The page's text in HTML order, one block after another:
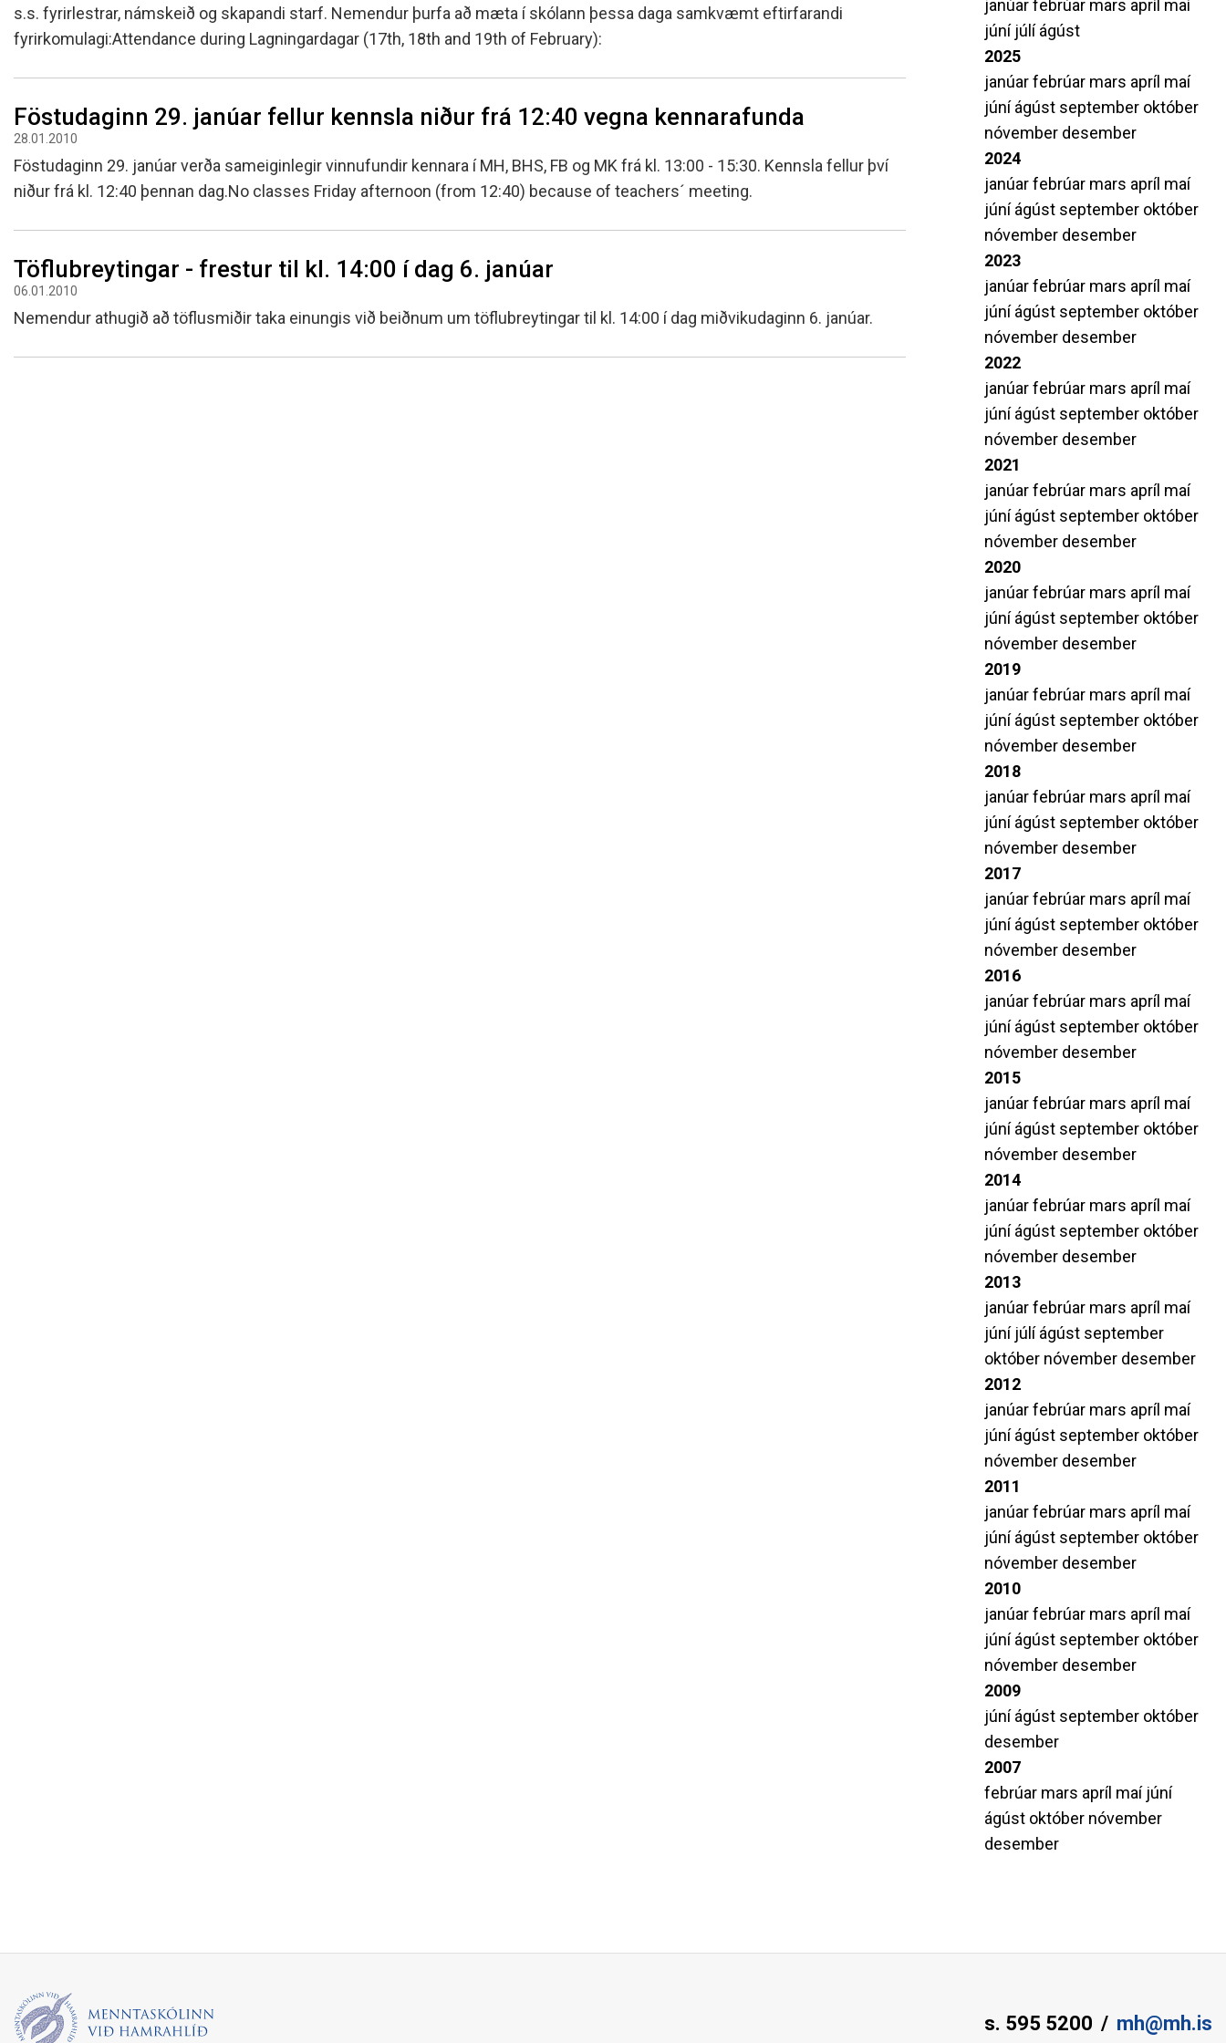
Skólanámskrá
Stefnur og áætlanir
Samstarfsverkefni innanlands
Þróunarverkefni og erlent
samstarf
Ársskýrslur og samningar
Kynning á MH
Inntökuskilyrði og úrvinnsla
Nemenda- og hollvinasamtök MH
Norska og sænska
Bókalistar
Fall í áfanga og fall á önn
Leiðbeiningar varðandi próf
Stöðumat í tungumálum
Beiðni um aðgang að prófum
Upplýsingar um lokapróf á Duggu
Students counselling
The EE Process at MH
s.s. fyrirlestrar, námskeið og skapandi starf. Nemendur þurfa að mæta í skólann þessa daga samkvæmt eftirfarandi
fyrirkomulagi:Attendance during Lagningardagar (17th, 18th and 19th of February):
Föstudaginn 29. janúar fellur kennsla niður frá 12:40 vegna kennarafunda
28.01.2010
Föstudaginn 29. janúar verða sameiginlegir vinnufundir kennara í MH, BHS, FB og MK frá kl. 13:00 - 15:30. Kennsla fellur því
niður frá kl. 12:40 þennan dag.No classes Friday afternoon (from 12:40) because of teachers´ meeting.
Töflubreytingar - frestur til kl. 14:00 í dag 6. janúar
06.01.2010
Nemendur athugið að töflusmiðir taka einungis við beiðnum um töflubreytingar til kl. 14:00 í dag miðvikudaginn 6. janúar.
janúarfebrúar mars apríl maí
júní júlíágúst
2025
janúarfebrúar mars apríl maí
júníágúst september október
nóvember desember
2024
janúarfebrúar mars apríl maí
júníágúst september október
nóvember desember
2023
janúarfebrúar mars apríl maí
júníágúst september október
nóvember desember
2022
janúarfebrúar mars apríl maí
júníágúst september október
nóvember desember
2021
janúarfebrúar mars apríl maí
júníágúst september október
nóvember desember
2020
janúarfebrúar mars apríl maí
júníágúst september október
nóvember desember
2019
janúarfebrúar mars apríl maí
júníágúst september október
nóvember desember
2018
janúarfebrúar mars apríl maí
júníágúst september október
nóvember desember
2017
janúarfebrúar mars apríl maí
júníágúst september október
nóvember desember
2016
janúarfebrúar mars apríl maí
júníágúst september október
nóvember desember
2015
janúarfebrúar mars apríl maí
júníágúst september október
nóvember desember
2014
janúarfebrúar mars apríl maí
júníágúst september október
nóvember desember
2013
janúarfebrúar mars apríl maí
júní júlíágúst september
október nóvember desember
2012
janúarfebrúar mars apríl maí
júníágúst september október
nóvember desember
2011
janúarfebrúar mars apríl maí
júníágúst september október
nóvember desember
2010
janúarfebrúar mars apríl maí
júníágúst september október
nóvember desember
2009
júníágúst september október
desember
2007
febrúar mars apríl maí júní
ágúst október nóvember
desember
s. 595 5200 mh@mh.is